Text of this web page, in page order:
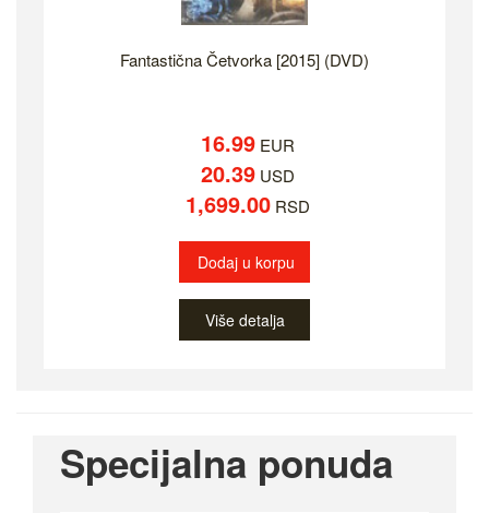
Fantastična Četvorka [2015] (DVD)
16.99EUR
20.39USD
1,699.00RSD
Dodaj u korpu
Više detalja
Specijalna ponuda